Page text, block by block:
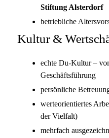
Stiftung Alsterdorf
betriebliche
Kultur &
echte Du-Kultur –
Geschäftsführung
persönliche
werteorientiertes
der Vielfalt)
mehrfach